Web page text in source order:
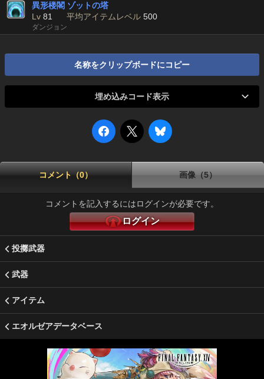
異形楼閣 ゾットの塔
Lv 81 平均アイテムレベル 500
ダンジョン
名称をクリップボードにコピー
埋め込みコード表示
コメント（0） 画像（5）
コメントを記入するにはログインが必要です。
ログイン
投擲武器
武器
アイテム
エオルゼアデータベース